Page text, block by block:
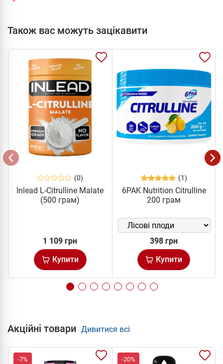
Також вас можуть зацікавити
(0)
Inlead L-Citrulline Malate
(500 грам)
1 109 грн
Купити
(1)
6PAK Nutrition Citrulline
200 грам
398 грн
Купити
Акційні товари Дивитися всі
-7% -20%